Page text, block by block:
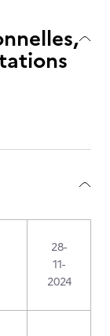
28-
11-
2024